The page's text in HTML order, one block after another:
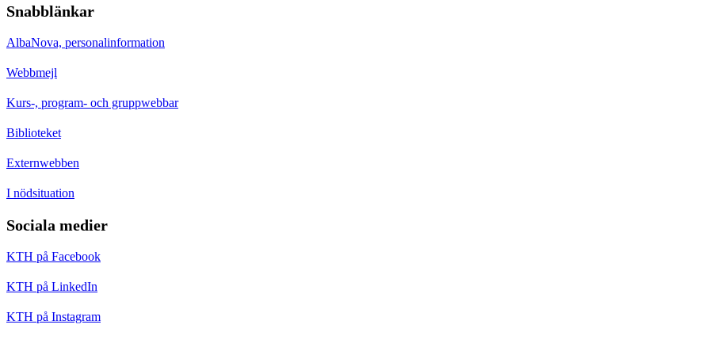
Snabblänkar
AlbaNova, personalinformation
Webbmejl
Kurs-, program- och gruppwebbar
Biblioteket
Externwebben
I nödsituation
Sociala medier
KTH på Facebook
KTH på LinkedIn
KTH på Instagram